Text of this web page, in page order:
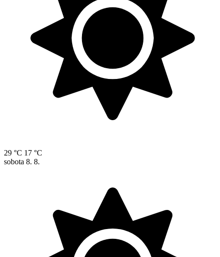
29 °C 17 °C
sobota 8. 8.